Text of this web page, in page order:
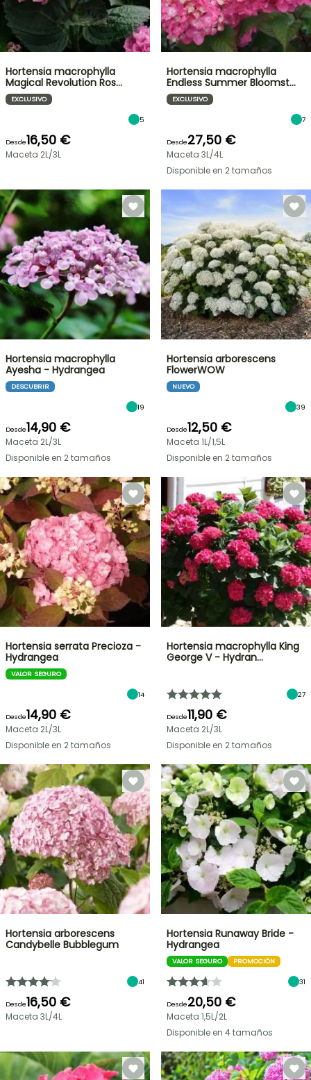
Hortensia macrophylla
Magical Revolution Ros…
EXCLUSIVO
5
Desde16,50 €
Maceta 2L/3L
Hortensia macrophylla
Endless Summer Bloomst…
EXCLUSIVO
7
Desde27,50 €
Maceta 3L/4L
Disponible en 2 tamaños
Hortensia macrophylla
Ayesha - Hydrangea
DESCUBRIR
19
Desde14,90 €
Maceta 2L/3L
Disponible en 2 tamaños
Hortensia arborescens
FlowerWOW
NUEVO
39
Desde12,50 €
Maceta 1L/1,5L
Disponible en 2 tamaños
Hortensia serrata Precioza -
Hydrangea
VALOR SEGURO
14
Desde14,90 €
Maceta 2L/3L
Disponible en 2 tamaños
Hortensia macrophylla King
George V - Hydran…
27
Desde11,90 €
Maceta 2L/3L
Disponible en 2 tamaños
Hortensia arborescens
Candybelle Bubblegum
41
Desde16,50 €
Maceta 3L/4L
Hortensia Runaway Bride -
Hydrangea
VALOR SEGURO PROMOCIÓN
31
Desde20,50 €
Maceta 1,5L/2L
Disponible en 4 tamaños